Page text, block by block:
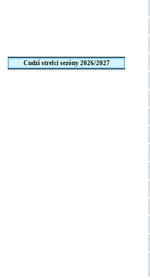
Cudzí strelci sezóny 2026/2027